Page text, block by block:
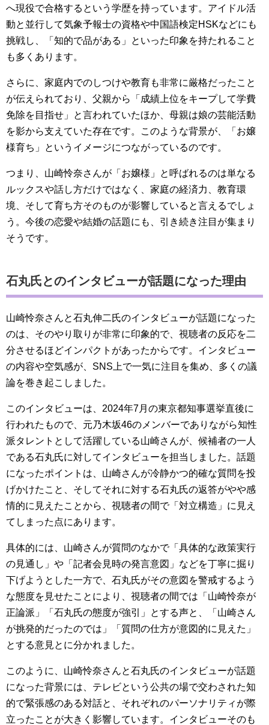
へ現役で合格するという学歴を持っています。アイドル活
動と並行して気象予報士の資格や中国語検定HSKなどにも
挑戦し、「知的で品がある」といった印象を持たれること
も多くあります。
さらに、家庭内でのしつけや教育も非常に厳格だったこと
が伝えられており、父親から「成績上位をキープして学費
免除を目指せ」と言われていたほか、母親は娘の芸能活動
を影から支えていた存在です。このような背景が、「お嬢
様育ち」というイメージにつながっているのです。
つまり、山崎怜奈さんが「お嬢様」と呼ばれるのは単なる
ルックスや話し方だけではなく、家庭の経済力、教育環
境、そして育ち方そのものが影響していると言えるでしょ
う。今後の恋愛や結婚の話題にも、引き続き注目が集まり
そうです。
石丸氏とのインタビューが話題になった理由
山崎怜奈さんと石丸伸二氏のインタビューが話題になった
のは、そのやり取りが非常に印象的で、視聴者の反応を二
分させるほどインパクトがあったからです。インタビュー
の内容や空気感が、SNS上で一気に注目を集め、多くの議
論を巻き起こしました。
このインタビューは、2024年7月の東京都知事選挙直後に
行われたもので、元乃木坂46のメンバーでありながら知性
派タレントとして活躍している山崎さんが、候補者の一人
である石丸氏に対してインタビューを担当しました。話題
になったポイントは、山崎さんが冷静かつ的確な質問を投
げかけたこと、そしてそれに対する石丸氏の返答がやや感
情的に見えたことから、視聴者の間で「対立構造」に見え
てしまった点にあります。
具体的には、山崎さんが質問のなかで「具体的な政策実行
の見通し」や「記者会見時の発言意図」などを丁寧に掘り
下げようとした一方で、石丸氏がその意図を警戒するよう
な態度を見せたことにより、視聴者の間では「山崎怜奈が
正論派」「石丸氏の態度が強引」とする声と、「山崎さん
が挑発的だったのでは」「質問の仕方が意図的に見えた」
とする意見とに分かれました。
このように、山崎怜奈さんと石丸氏のインタビューが話題
になった背景には、テレビという公共の場で交わされた知
的で緊張感のある対話と、それぞれのパーソナリティが際
立ったことが大きく影響しています。インタビューそのも